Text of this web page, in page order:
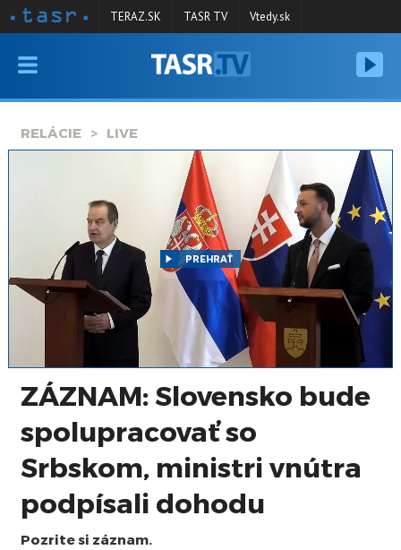
VYSIELANIE
SPRAVODAJSTVO
ARCHÍV
TERAZ.SK TASR TV Vtedy.sk
RELÁCIE LIVE
PREHRAŤ
ZÁZNAM: Slovensko bude
spolupracovať so
Srbskom, ministri vnútra
podpísali dohodu
Pozrite si záznam.